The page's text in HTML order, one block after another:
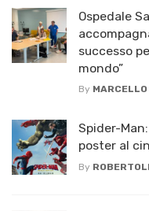
Ospedale
successo
mondo”
By
Spider-
poster al
By